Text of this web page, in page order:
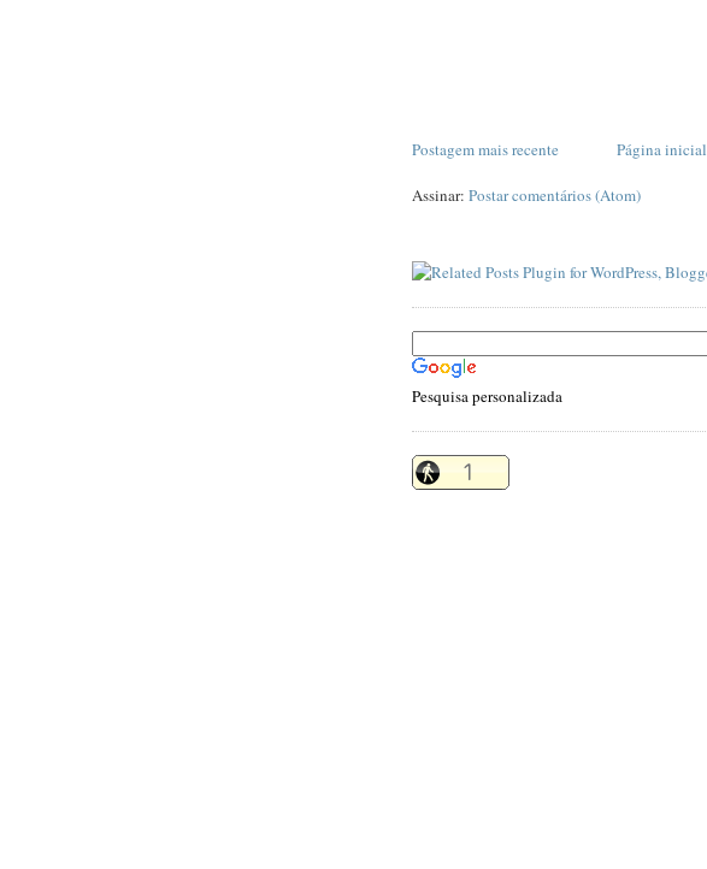
Postagem mais recente Página inicial
Assinar: Postar comentários (Atom)
Pesquisa personalizada